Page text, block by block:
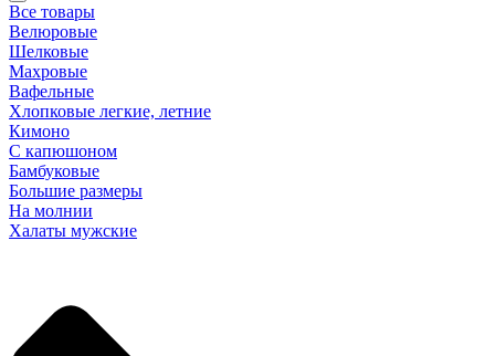
Все товары
Велюровые
Шелковые
Махровые
Вафельные
Хлопковые легкие, летние
Кимоно
С капюшоном
Бамбуковые
Большие размеры
На молнии
Халаты мужские